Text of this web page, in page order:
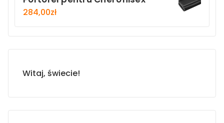
284,00zł
Witaj, świecie!